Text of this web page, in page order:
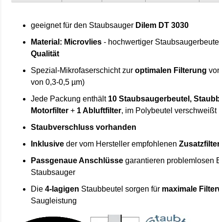
geeignet für den Staubsauger Dilem DT 3030
Material: Microvlies - hochwertiger
Qualität
Spezial-Mikrofaserschicht zuroptimalen Filterung
von 0,3-0,5 µm)
Jede Packung enthält 10 Staubsaugerbeutel,
Motorfilter + 1 Abluftfilter, im Polybeutel verschweißt
Staubverschluss vorhanden
Inklusive der vom Hersteller empfohlenen
Passgenaue Anschlüsse garantieren problemlosen
Staubsauger
Die4-lagigen Staubbeutel sorgen für maximale
Saugleistung